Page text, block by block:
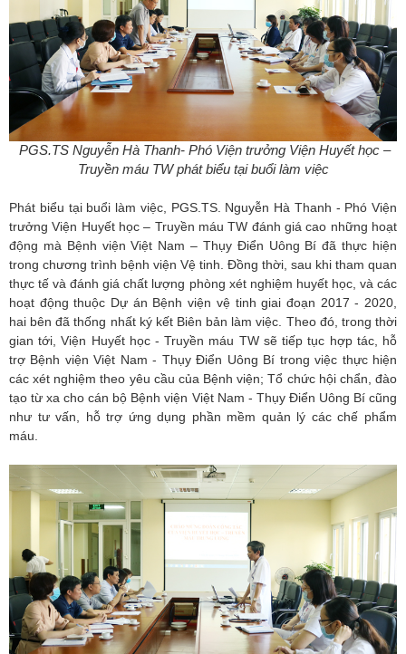
PGS.TS Nguyễn Hà Thanh- Phó Viện trưởng Viện Huyết học –
Truyền máu TW phát biểu tại buổi làm việc
Phát biểu tại buổi làm việc, PGS.TS. Nguyễn Hà Thanh - Phó Viện
trưởng Viện Huyết học – Truyền máu TW đánh giá cao những hoạt
động mà Bệnh viện Việt Nam – Thụy Điển Uông Bí đã thực hiện
trong chương trình bệnh viện Vệ tinh. Đồng thời, sau khi tham quan
thực tế và đánh giá chất lượng phòng xét nghiệm huyết học, và các
hoạt động thuộc Dự án Bệnh viện vệ tinh giai đoạn 2017 - 2020,
hai bên đã thống nhất ký kết Biên bản làm việc. Theo đó, trong thời
gian tới, Viện Huyết học - Truyền máu TW sẽ tiếp tục hợp tác, hỗ
trợ Bệnh viện Việt Nam - Thụy Điển Uông Bí trong việc thực hiện
các xét nghiệm theo yêu cầu của Bệnh viện; Tổ chức hội chẩn, đào
tạo từ xa cho cán bộ Bệnh viện Việt Nam - Thụy Điển Uông Bí cũng
như tư vấn, hỗ trợ ứng dụng phần mềm quản lý các chế phẩm
máu.